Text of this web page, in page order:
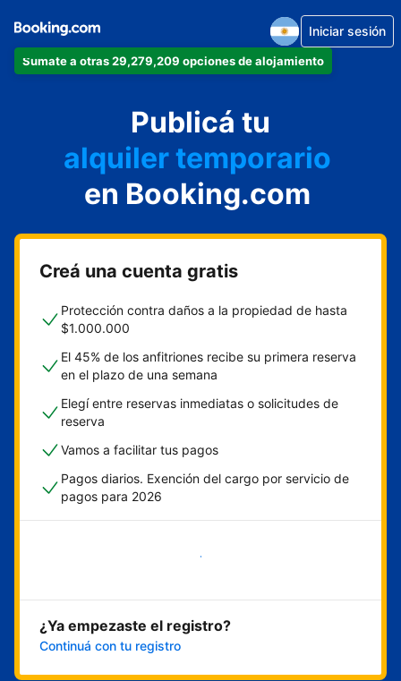
Sumate a otras 29,279,209 opciones de alojamiento
Iniciar sesión
Publicá tu
departamento
hotel
alquiler temporario
cabaña
aparthotel
en Booking.com
Creá una cuenta gratis
Protección contra daños a la propiedad de hasta
$1.000.000
El 45% de los anfitriones recibe su primera reserva
en el plazo de una semana
Elegí entre reservas inmediatas o solicitudes de
reserva
Vamos a facilitar tus pagos
Pagos diarios. Exención del cargo por servicio de
pagos para 2026
Empezar ahora
¿Ya empezaste el registro?
Continuá con tu registro